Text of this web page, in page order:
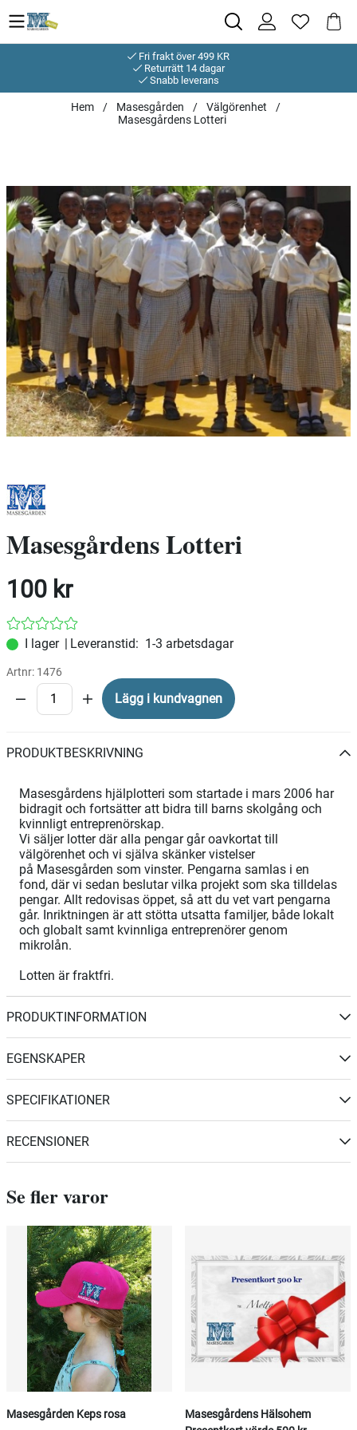
Fri frakt över 499 KR
Returrätt 14 dagar
Snabb leverans
Hem Masesgården
Välgörenhet
Masesgårdens Lotteri
Masesgårdens Lotteri
100 kr
| Leveranstid: 1-3 arbetsdagar
Artnr: 1476
Lägg i kundvagnen
PRODUKTBESKRIVNING
Masesgårdens hjälplotteri som startade i mars 2006 har
bidragit och fortsätter att bidra till barns skolgång och
kvinnligt entreprenörskap.
Vi säljer lotter där alla pengar går oavkortat till
välgörenhet och vi själva skänker vistelser
på Masesgården som vinster. Pengarna samlas i en
fond, där vi sedan beslutar vilka projekt som ska tilldelas
pengar. Allt redovisas öppet, så att du vet vart pengarna
går. Inriktningen är att stötta utsatta familjer, både lokalt
och globalt samt kvinnliga entreprenörer genom
mikrolån.
Lotten är fraktfri.
PRODUKTINFORMATION
EGENSKAPER
SPECIFIKATIONER
RECENSIONER
Se fler varor
Masesgården Keps rosa
Masesgårdens Hälsohem